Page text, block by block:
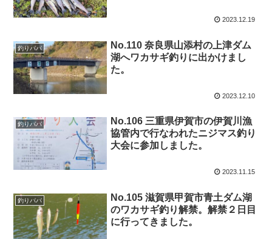
2023.12.19
釣りパパ
No.110 奈良県山添村の上津ダム
湖へワカサギ釣りに出かけまし
た。
2023.12.10
釣りパパ
No.106 三重県伊賀市の伊賀川漁
協管内で行なわれたニジマス釣り
大会に参加しました。
2023.11.15
釣りパパ
No.105 滋賀県甲賀市青土ダム湖
のワカサギ釣り解禁。解禁２日目
に行ってきました。